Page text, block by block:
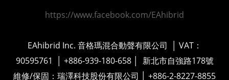
https://www.facebook.com/EAhibrid
EAhibrid Inc. 音格瑪混合動聲有限公司 │ VAT：
90595761
│ +886-939-180-658 │ 新北市自強路178號
維修/保固：瑞澤科技股份有限公司 │ +886-2-8227-8855